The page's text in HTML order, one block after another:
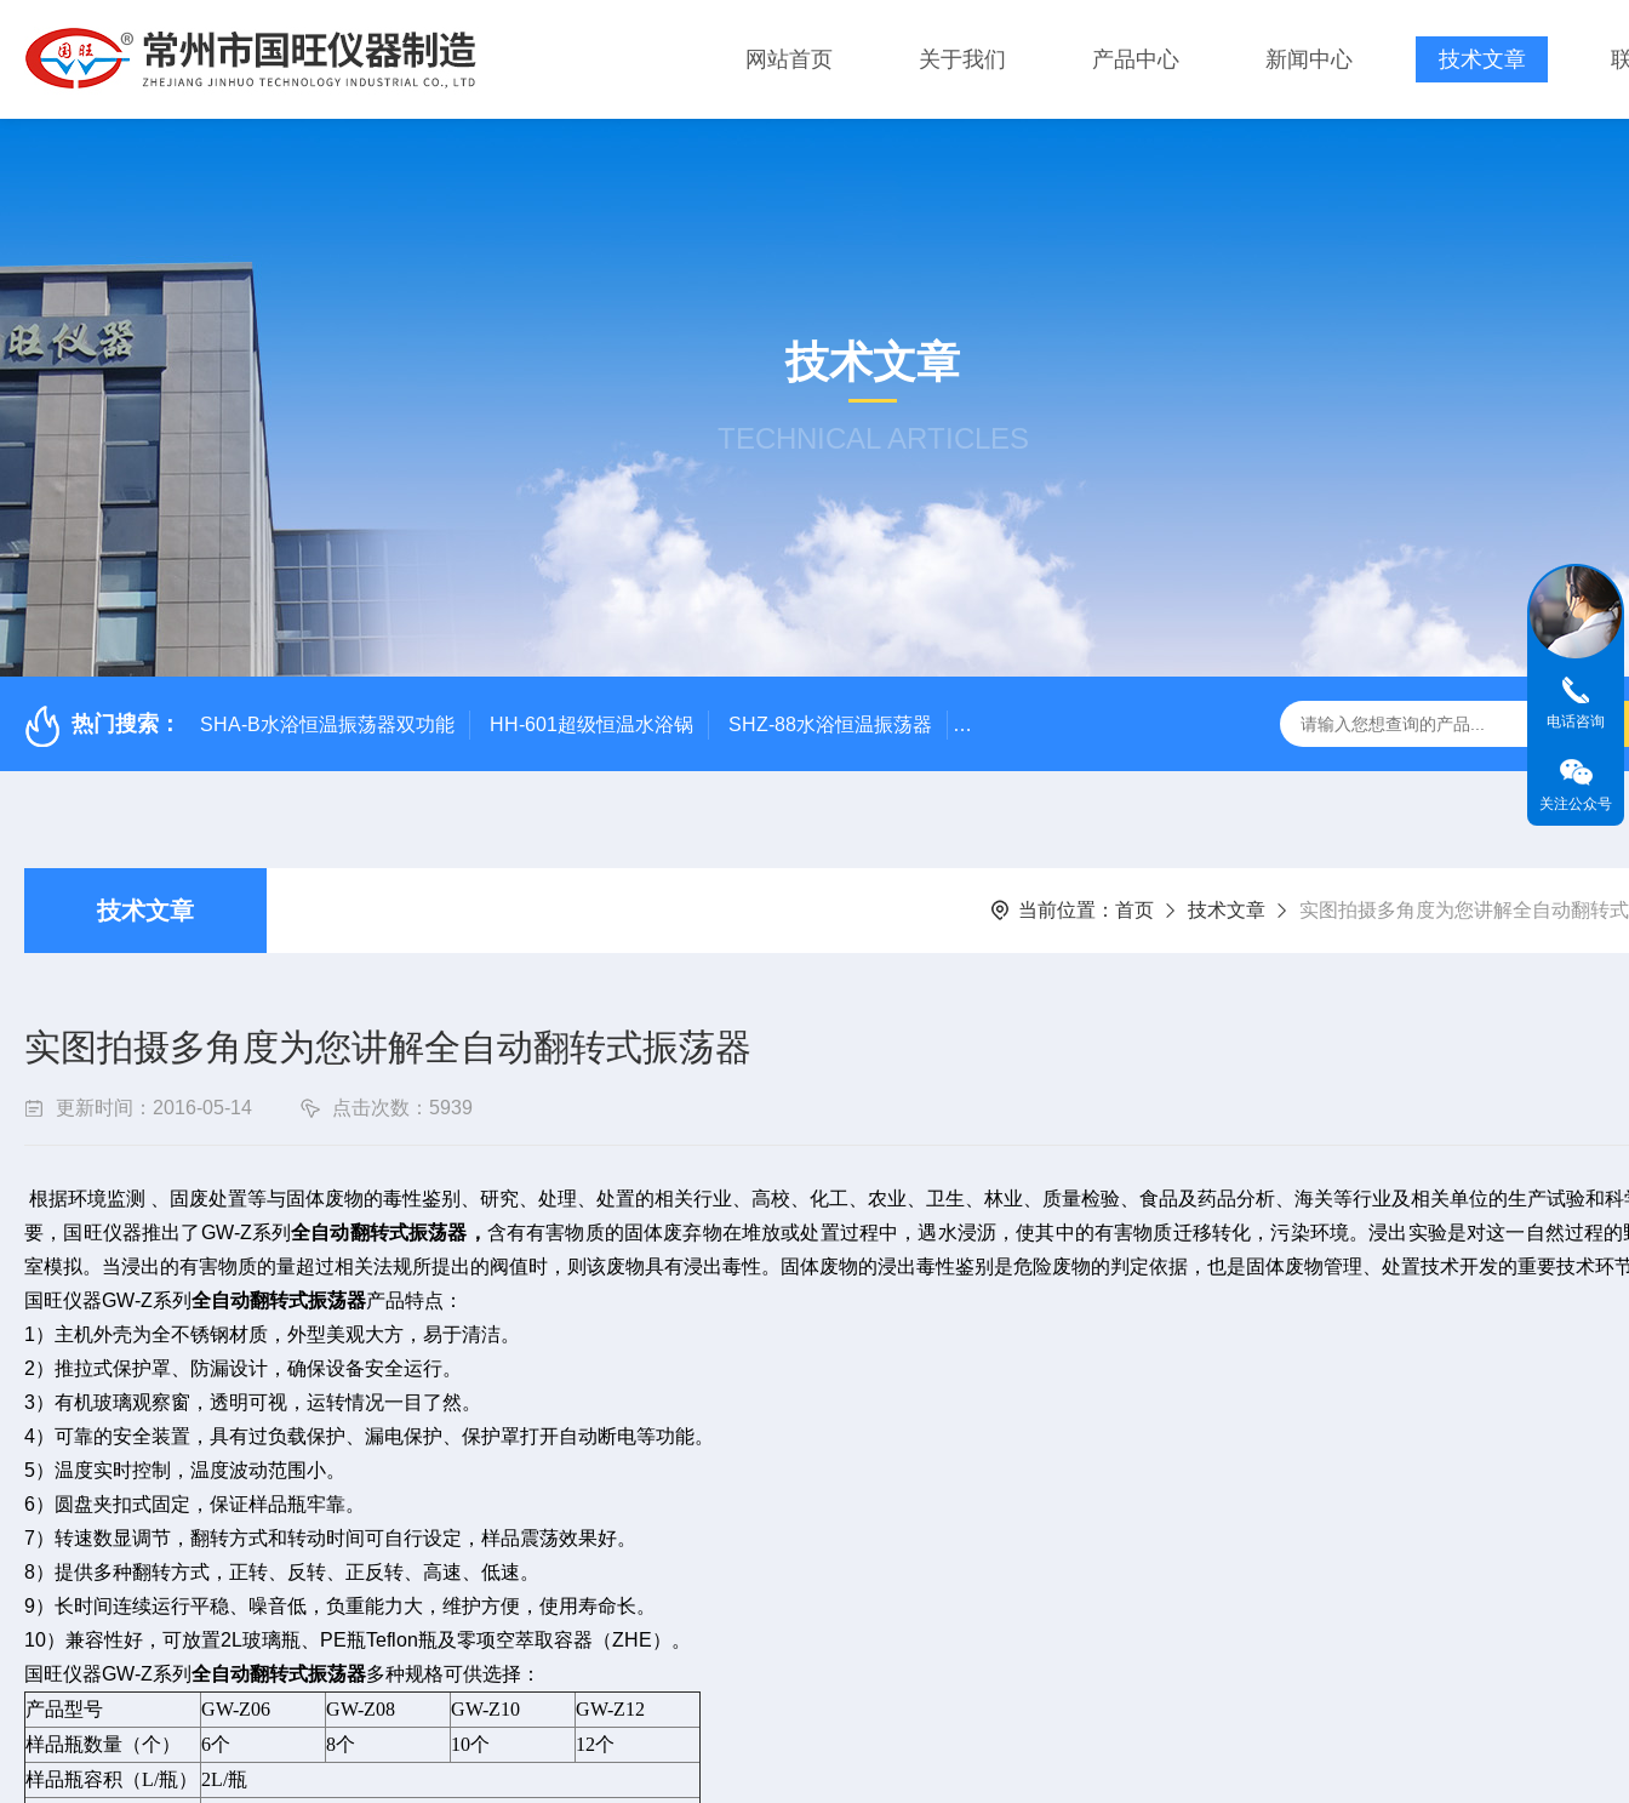
网站首页 关于我们 产品中心 新闻中心 技术文章
技术文章
TECHNICAL ARTICLES
热门搜索： SHA-B水浴恒温振荡器双功能 HH-601超级恒温水浴锅 SHZ-88水浴恒温振荡器 HZQ-2水浴全温振荡器 THZ-82A气浴恒温振荡器价格 GW-1102双层
技术文章 当前位置： 首页 技术文章 实图拍摄多角度为您讲解全自动翻转
实图拍摄多角度为您讲解全自动翻转式振荡器
更新时间：2016-05-14 点击次数：5939
根据环境监测 、固废处置等与固体废物的毒性鉴别、研究、处理、处置的相关行业、高校、化工、农业、卫生、林业、质量检验、食品及药品分析、海关等行业及相关单位的生产试验和
要，国旺仪器推出了GW-Z系列 全自动翻转式振荡器， 含有有害物质的固体废弃物在堆放或处置过程中，遇水浸沥，使其中的有害物质迁移转化，污染环境。浸出实验是对这一自然过程的
室模拟。当浸出的有害物质的量超过相关法规所提出的阀值时，则该废物具有浸出毒性。固体废物的浸出毒性鉴别是危险废物的判定依据，也是固体废物管理、处置技术开发的重要技术
国旺仪器GW-Z系列 全自动翻转式振荡器产品特点：
1）主机外壳为全不锈钢材质，外型美观大方，易于清洁。
2）推拉式保护罩、防漏设计，确保设备安全运行。
3）有机玻璃观察窗，透明可视，运转情况一目了然。
4）可靠的安全装置，具有过负载保护、漏电保护、保护罩打开自动断电等功能。
5）温度实时控制，温度波动范围小。
6）圆盘夹扣式固定，保证样品瓶牢靠。
7）转速数显调节，翻转方式和转动时间可自行设定，样品震荡效果好。
8）提供多种翻转方式，正转、反转、正反转、高速、低速。
9）长时间连续运行平稳、噪音低，负重能力大，维护方便，使用寿命长。
10）兼容性好，可放置2L玻璃瓶、PE瓶Teflon瓶及零项空萃取容器（ZHE）。
国旺仪器GW-Z系列 全自动翻转式振荡器多种规格可供选择：
产品型号
GW-Z06 GW-Z08 GW-Z10
GW-Z12
样品瓶数量（个）
6个 8个 10个 12个
样品瓶容积（L/瓶）
2L/瓶
电话咨询
关注公众号